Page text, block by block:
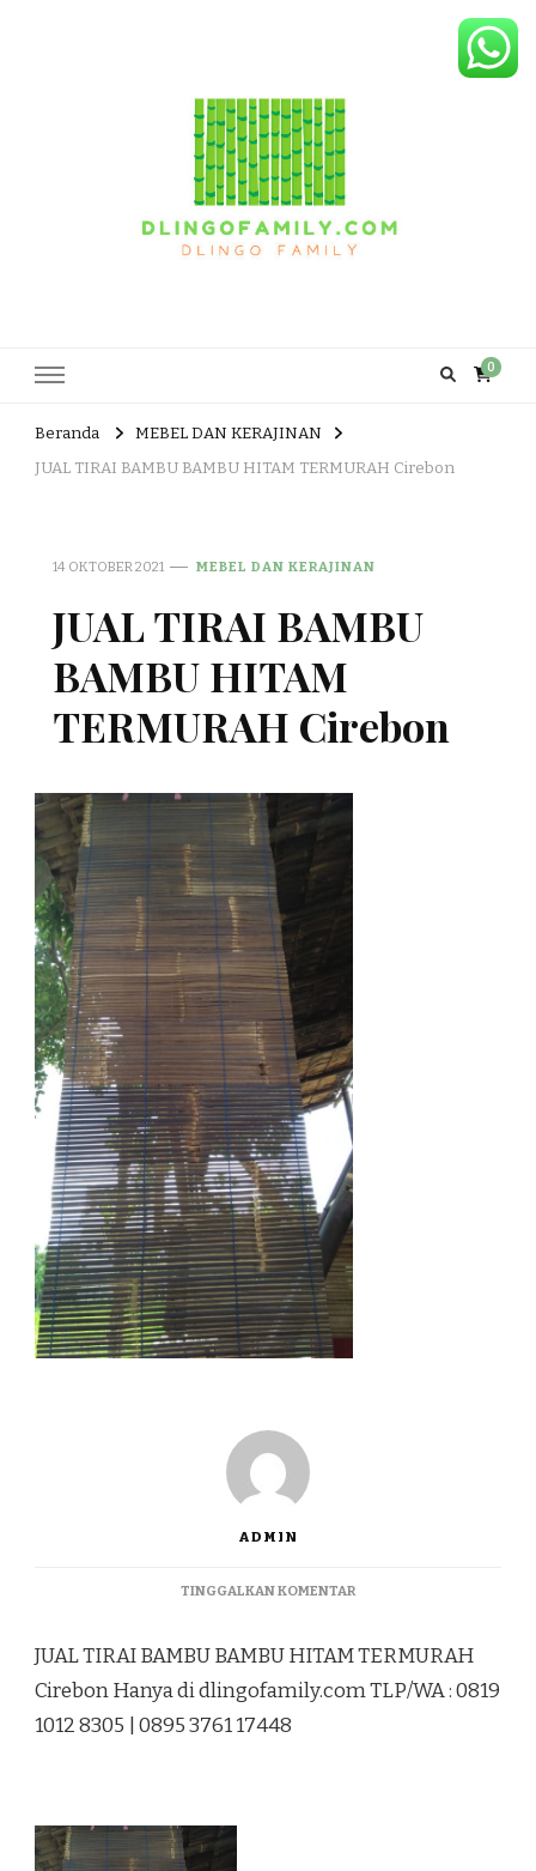
0
Beranda
MEBEL DAN KERAJINAN
JUAL TIRAI BAMBU BAMBU HITAM TERMURAH Cirebon
14 OKTOBER 2021 MEBEL DAN KERAJINAN
JUAL TIRAI BAMBU
BAMBU HITAM
TERMURAH Cirebon
ADMIN
TINGGALKAN KOMENTARPADA
BAMBU
BAMBU
HITAM
JUAL TIRAI BAMBU BAMBU HITAM TERMURAH
Cirebon Hanya di dlingofamily.com TLP/WA : 0819
1012 8305 | 0895 3761 17448